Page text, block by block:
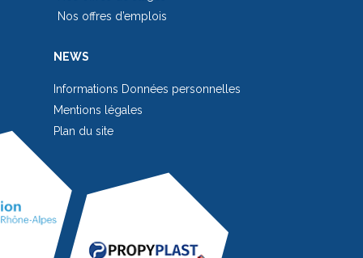
Nos offres d’emplois
NEWS
Informations Données personnelles
Mentions légales
Plan du site